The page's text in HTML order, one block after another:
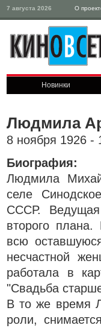
7 августа 2026 О
Новинки
Людмила
8 ноября 1926 -
Биография:
Людмила
селе
СССР. Ведущая
второго
всю
несчастной
работала в
"Свадьба
В то же время
роли,